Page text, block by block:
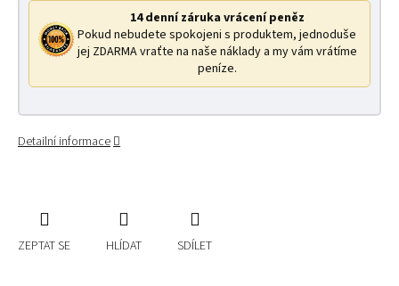
14 denní záruka vrácení peněz
Pokud nebudete spokojeni s produktem, jednoduše
jej ZDARMA vraťte na naše náklady a my vám vrátíme
peníze.
Detailní informace
ZEPTAT SE HLÍDAT SDÍLET